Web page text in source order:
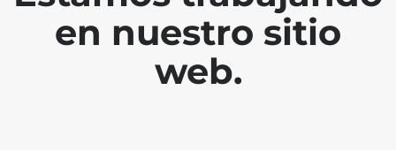
en nuestro sitio
web.